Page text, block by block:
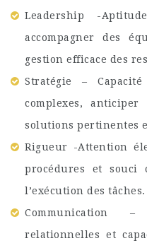
Leadership -
accompagner des
gestion efficace des
Stratégie –
complexes,
solutions pertinentes
Rigueur -Attention
procédures et souci
l’exécution des tâches.
Communication –
relationnelles et